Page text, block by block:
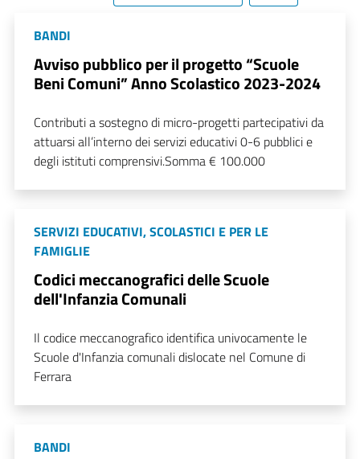
BANDI
Avviso pubblico per il progetto “Scuole
Beni Comuni” Anno Scolastico 2023-2024
Contributi a sostegno di micro-progetti partecipativi da
attuarsi all’interno dei servizi educativi 0-6 pubblici e
degli istituti comprensivi.Somma € 100.000
SERVIZI EDUCATIVI, SCOLASTICI E PER LE
FAMIGLIE
Codici meccanografici delle Scuole
dell'Infanzia Comunali
Il codice meccanografico identifica univocamente le
Scuole d'Infanzia comunali dislocate nel Comune di
Ferrara
BANDI